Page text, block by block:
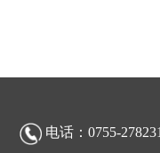
电话：0755-